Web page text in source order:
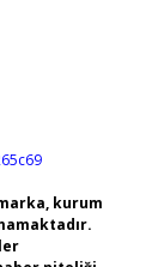
kurum